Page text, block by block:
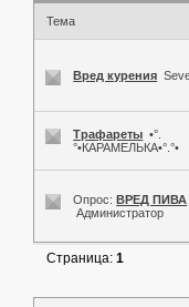
Тема
Вред курения
Трафареты •°.
°•КАРАМЕЛЬКА•°.°•
Опрос: ВРЕД ПИВА
Администратор
Страница:1